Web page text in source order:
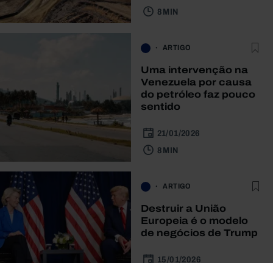
8 MIN
ARTIGO
Uma intervenção na
Venezuela por causa
do petróleo faz pouco
sentido
21/01/2026
8 MIN
ARTIGO
Destruir a União
Europeia é o modelo
de negócios de Trump
15/01/2026